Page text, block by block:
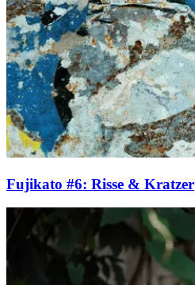
Fujikato #6: Risse & Kratzer